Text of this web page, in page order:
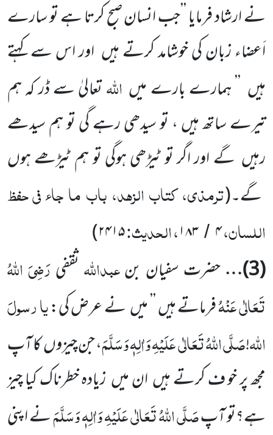
نے ارشاد فرمایا’’جب انسان صبح کرتا ہے تو سارے
اَعضاء زبان کی خوشامد کرتے ہیں اور اس سے کہتے
ہیں ’’ ہمارے بارے میں اللّٰہتعالیٰسے ڈر کہ ہم
تیرے ساتھ ہیں ، تو سیدھی رہے گی تو ہم سیدھے
رہیں گے اور اگر تو ٹیڑھی ہوگی تو ہم ٹیڑھے ہوں
گے۔(ترمذی، کتاب الزہد، باب ما جاء فی حفظ
اللسان،۴ / ۱۸۳، الحدیث:۲۴۱۵)
(
3
)…حضرت سفیان بنعبداللّٰہ ثقفیرَضِیَ اللّٰہُ
تَعَالٰی عَنْہُفرماتے ہیں ’’ میںنے عرض کی:یارسولَ
اللّٰہ!صَلَّی اللّٰہُ تَعَالٰیعَلَیْہِ وَاٰلِہٖ وَسَلَّمَ، جن چیزوںکا آپ
مجھ پر خو ف کرتے ہیںان میںزیادہ خطرناک کیا چیز
ہے؟تو آپصَلَّی اللّٰہُ تَعَالٰی عَلَیْہِ وَاٰلِہٖ وَسَلَّمَنے اپنی